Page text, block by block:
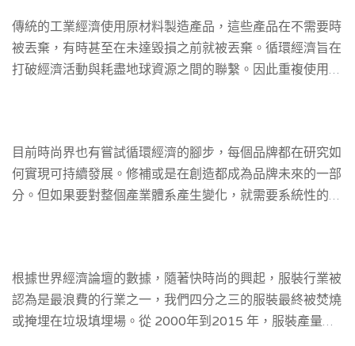
傳統的工業經濟使用原材料製造產品，這些產品在不需要時
被丟棄，有時甚至在未達毀損之前就被丟棄。循環經濟旨在
打破經濟活動與耗盡地球資源之間的聯繫。因此重複使用、
目前時尚界也有嘗試循環經濟的腳步，每個品牌都在研究如
何實現可持續發展。修補或是在創造都成為品牌未來的一部
分。但如果要對整個產業體系產生變化，就需要系統性的解
根據世界經濟論壇的數據，隨著快時尚的興起，服裝行業被
認為是最浪費的行業之一，我們四分之三的服裝最終被焚燒
或掩埋在垃圾填埋場 。從 2000年到2015 年，服裝產量翻